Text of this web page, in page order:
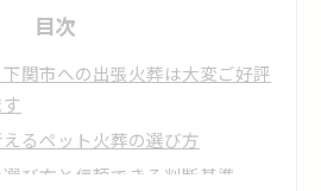
目次
関市への出張火葬は大変ご好評
るペット火葬の選び方
び方と信頼できる判断基準